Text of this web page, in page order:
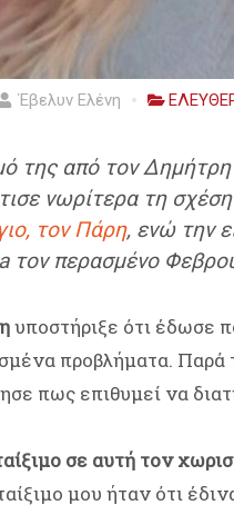
Έβελυν Ελένη
της από τον
νωρίτερα τη
τον Πάρη, ενώ την
τον περασμένο
υποστήριξε ότι έδωσε
προβλήματα.
πως επιθυμεί να
σε αυτή τον
μου ήταν ότι